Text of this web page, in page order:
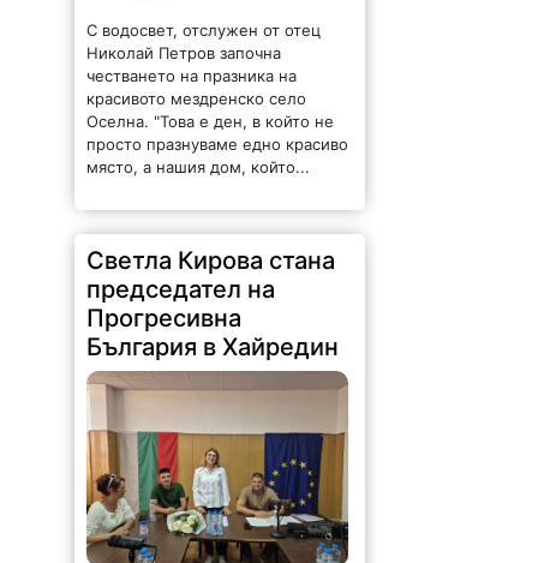
С водосвет, отслужен от отец
Николай Петров започна
честването на празника на
красивото мездренско село
Оселна. "Това е ден, в който не
просто празнуваме едно красиво
място, а нашия дом, който...
Светла Кирова стана
председател на
Прогресивна
България в Хайредин